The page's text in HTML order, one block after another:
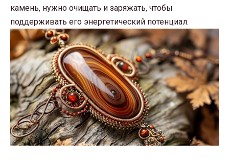
камень, нужно очищать и заряжать, чтобы
поддерживать его энергетический потенциал.